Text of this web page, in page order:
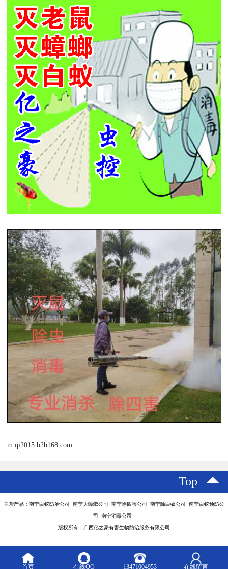
m.qi2015.b2b168.com
Top
主营产品：南宁白蚁防治公司 南宁灭蟑螂公司 南宁除四害公司 南宁除白蚁公司 南宁白蚁预防公
司 南宁消毒公司
版权所有：广西亿之豪有害生物防治服务有限公司
首页 在线QQ 13471004953 在线留言